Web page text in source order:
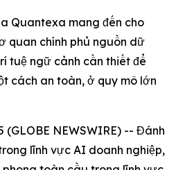
Quantexa mang đến cho
quan chính phủ nguồn dữ
tuệ ngữ cảnh cần thiết để
cách an toàn, ở quy mô lớn
(GLOBE NEWSWIRE) -- Đánh
lĩnh vực AI doanh nghiệp,